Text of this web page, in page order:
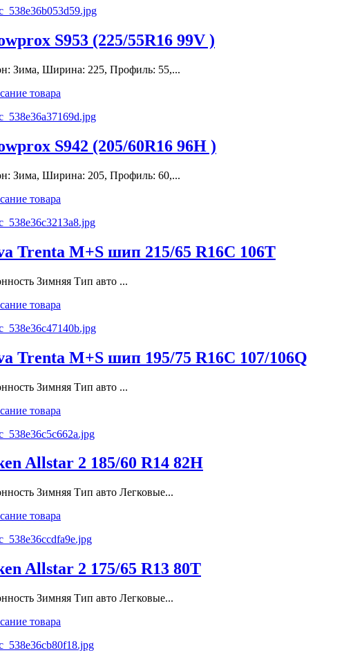
S953 (225/55R16 99V )
Зима, Ширина: 225, Профиль: 55,...
товара
S942 (205/60R16 96H )
Зима, Ширина: 205, Профиль: 60,...
товара
Trenta M+S шип 215/65 R16C 106T
Зимняя Тип авто ...
товара
Trenta M+S шип 195/75 R16C 107/106Q
Зимняя Тип авто ...
товара
Allstar 2 185/60 R14 82H
Зимняя Тип авто Легковые...
товара
Allstar 2 175/65 R13 80T
Зимняя Тип авто Легковые...
товара